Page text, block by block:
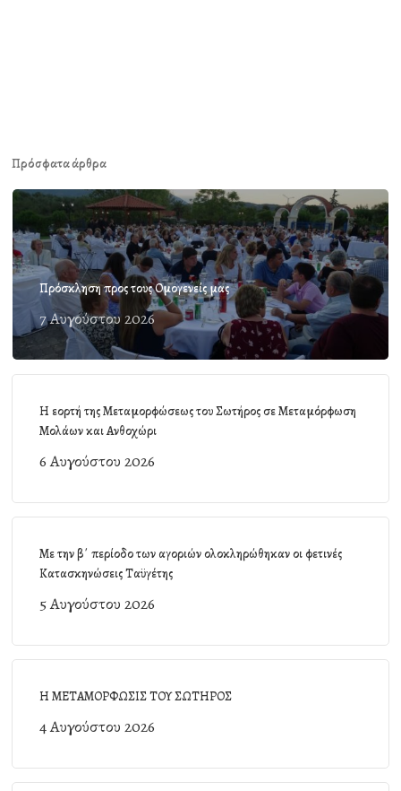
Πρόσφατα άρθρα
Πρόσκληση προς τους Ομογενείς μας
7 Αυγούστου 2026
Η εορτή της Μεταμορφώσεως του Σωτήρος σε Μεταμόρφωση
Μολάων και Ανθοχώρι
6 Αυγούστου 2026
Με την β΄ περίοδο των αγοριών ολοκληρώθηκαν οι φετινές
Κατασκηνώσεις Ταϋγέτης
5 Αυγούστου 2026
Η ΜΕΤΑΜΟΡΦΩΣΙΣ ΤΟΥ ΣΩΤΗΡΟΣ
4 Αυγούστου 2026